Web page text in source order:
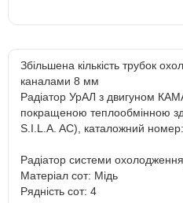
Збільшена кількість трубок
каналами 8 мм
Радіатор УрАЛ з двигуном
покращеною теплообмінною
S.I.L.A. AC), каталожний
Радіатор системи
Матеріал сот: Мідь
Рядність сот: 4